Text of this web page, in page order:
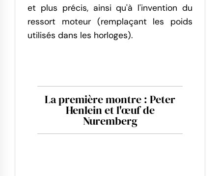
et plus précis, ainsi qu'à l'invention du
ressort moteur (remplaçant les poids
utilisés dans les horloges).
La première montre : Peter
Henlein et l'œuf de
Nuremberg